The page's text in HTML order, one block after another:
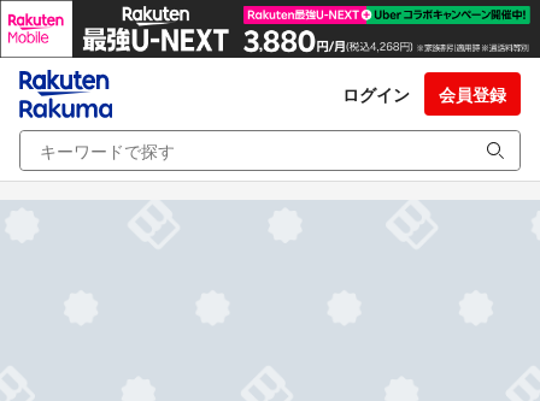
ログイン 会員登録